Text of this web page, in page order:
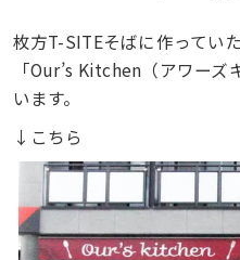
枚方T-SITEそばに作ってい
「Our’s Kitchen（アワー
います。
↓こちら